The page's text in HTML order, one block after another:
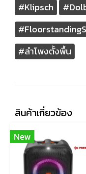
#Klipsch
#ลำโพงตั้งพื้น
สินค้าเกี่ยวข้อง
New